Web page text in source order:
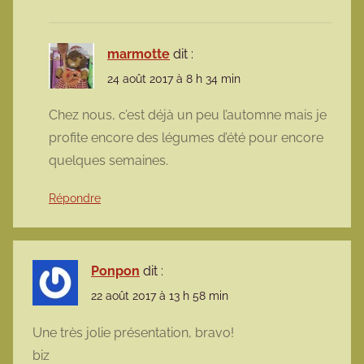
marmotte dit :
24 août 2017 à 8 h 34 min
Chez nous, c’est déjà un peu l’automne mais je
profite encore des légumes d’été pour encore
quelques semaines.
Répondre
Ponpon dit :
22 août 2017 à 13 h 58 min
Une très jolie présentation, bravo!
biz